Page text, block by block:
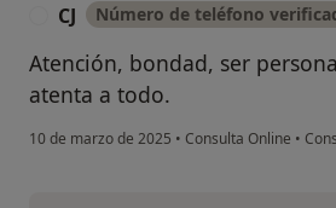
CJ Número de teléfono
Atención, bondad, ser
atenta a todo.
10 de marzo de 2025 • Consulta Online •